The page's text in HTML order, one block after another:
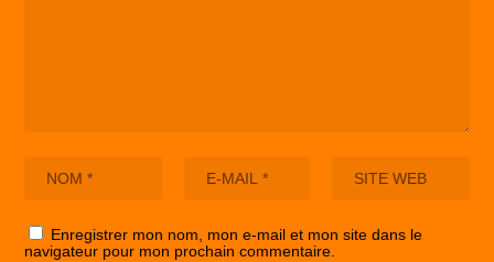
Enregistrer mon nom, mon e-mail et mon site dans le
navigateur pour mon prochain commentaire.